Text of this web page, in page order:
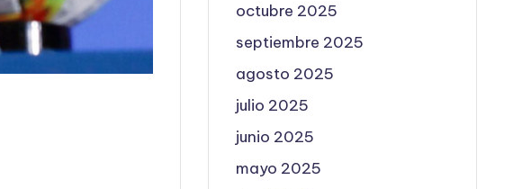
octubre 2025
septiembre 2025
agosto 2025
julio 2025
junio 2025
mayo 2025